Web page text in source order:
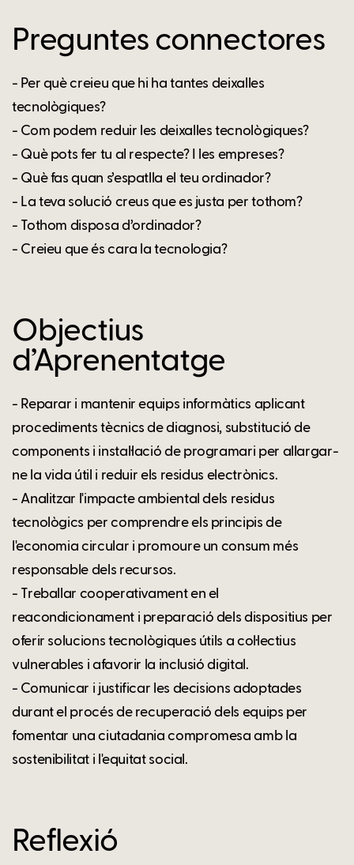
Preguntes connectores
- Per què creieu que hi ha tantes deixalles
tecnològiques?
- Com podem reduir les deixalles tecnològiques?
- Què pots fer tu al respecte? I les empreses?
- Què fas quan s’espatlla el teu ordinador?
- La teva solució creus que es justa per tothom?
- Tothom disposa d’ordinador?
- Creieu que és cara la tecnologia?
Objectius
d’Aprenentatge
- Reparar i mantenir equips informàtics aplicant
procediments tècnics de diagnosi, substitució de
components i instal·lació de programari per allargar-
ne la vida útil i reduir els residus electrònics.
- Analitzar l'impacte ambiental dels residus
tecnològics per comprendre els principis de
l'economia circular i promoure un consum més
responsable dels recursos.
- Treballar cooperativament en el
reacondicionament i preparació dels dispositius per
oferir solucions tecnològiques útils a col·lectius
vulnerables i afavorir la inclusió digital.
- Comunicar i justificar les decisions adoptades
durant el procés de recuperació dels equips per
fomentar una ciutadania compromesa amb la
sostenibilitat i l'equitat social.
Reflexió